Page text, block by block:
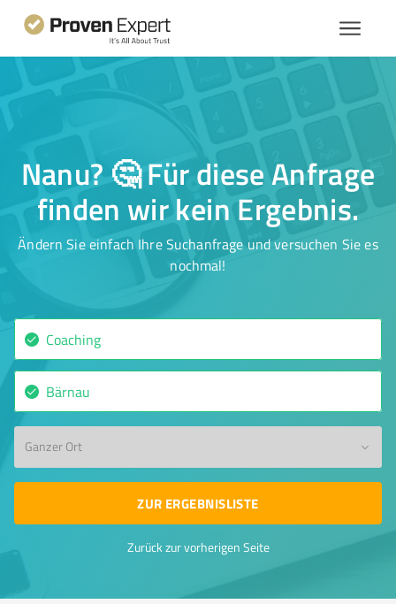
Nanu? 🤔 Für diese Anfrage
finden wir kein Ergebnis.
Ändern Sie einfach Ihre Suchanfrage und versuchen Sie es
nochmal!
Ganzer Ort
ZUR ERGEBNISLISTE
Zurück zur vorherigen Seite